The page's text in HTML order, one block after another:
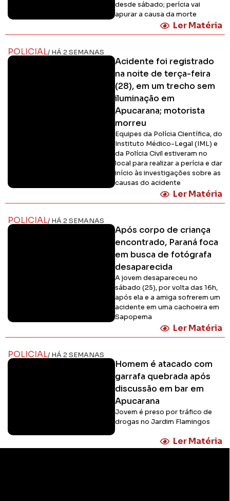
desde sábado; perícia vai
apurar a causa da morte
Ler Matéria
POLICIAL/ HÁ 2 SEMANAS
Acidente foi registrado
na noite de terça-feira
(28), em um trecho sem
iluminação em
Apucarana; motorista
morreu
Equipes da Polícia Científica, do
Instituto Médico-Legal (IML) e
da Polícia Civil estiveram no
local para realizar a perícia e dar
início às investigações sobre as
causas do acidente
Ler Matéria
POLICIAL/ HÁ 2 SEMANAS
Após corpo de criança
encontrado, Paraná foca
em busca de fotógrafa
desaparecida
A jovem desapareceu no
sábado (25), por volta das 16h,
após ela e a amiga sofrerem um
acidente em uma cachoeira em
Sapopema
Ler Matéria
POLICIAL/ HÁ 2 SEMANAS
Homem é atacado com
garrafa quebrada após
discussão em bar em
Apucarana
Jovem é preso por tráfico de
drogas no Jardim Flamingos
Ler Matéria